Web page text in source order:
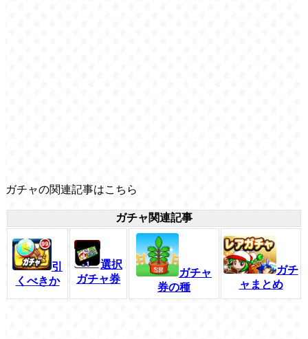
ガチャの関連記事はこちら
ガチャ関連記事
引
くべきか
選択
ガチャ券
ガチャ
券の種
ガチ
ャまとめ